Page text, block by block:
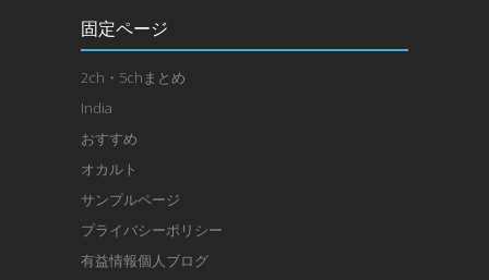
固定ページ
2ch・5chまとめ
India
おすすめ
オカルト
サンプルページ
プライバシーポリシー
有益情報個人ブログ